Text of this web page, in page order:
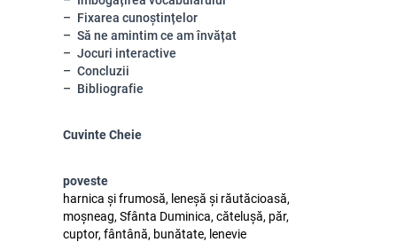
Fixarea cunoștințelor
Să ne amintim ce am învățat
Jocuri interactive
Concluzii
Bibliografie
Cuvinte Cheie
poveste
harnica și frumosă, leneșă și răutăcioasă,
moșneag, Sfânta Duminica, cătelușă, păr,
cuptor, fântână, bunătate, lenevie